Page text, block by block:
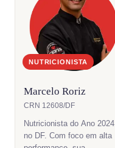
NUTRICIONISTA
Marcelo Roriz
CRN 12608/DF
Nutricionista do Ano 2024
no DF. Com foco em alta